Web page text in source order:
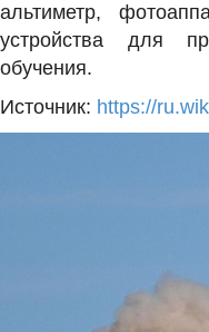
альтиметр,
устройства для
обучения.
Источник: https://